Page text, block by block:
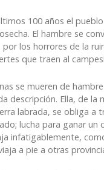
100 años el
El hambre se
por los horrores de la
que traen al
se mueren de
descripción. Ella, de
labrada, se obliga a
lucha para ganar
infatigablemente,
a pie a otras